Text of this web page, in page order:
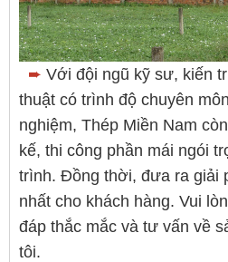
➨ Với đội ngũ kỹ sư, kiến
thuật có trình độ chuyên
nghiệm, Thép Miền Nam
kế, thi công phần mái ngói
trình. Đồng thời, đưa ra giải
nhất cho khách hàng. Vui
đáp thắc mắc và tư vấn về
tôi.